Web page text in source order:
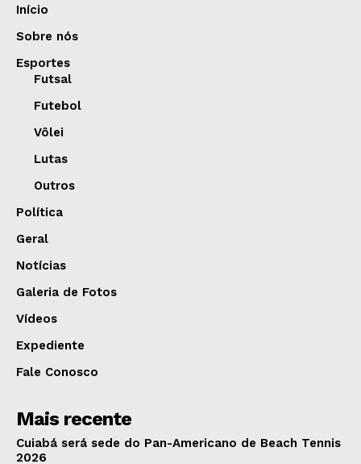
Início
Sobre nós
Esportes
Futsal
Futebol
Vôlei
Lutas
Outros
Política
Geral
Notícias
Galeria de Fotos
Vídeos
Expediente
Fale Conosco
Mais recente
Cuiabá será sede do Pan-Americano de Beach Tennis
2026